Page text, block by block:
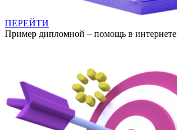
ПЕРЕЙТИ
Пример дипломной – помощь в интернете